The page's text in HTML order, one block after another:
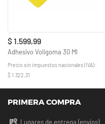
$ 1.599,99
Adhesivo Voligoma 30 Ml
Precio sin impuestos nacionales (IVA):
$ 1.322,31
PRIMERA COMPRA
Lugares de entrega (envíos)